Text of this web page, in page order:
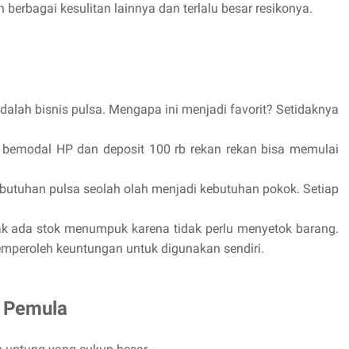
kesulitan lainnya dan terlalu besar resikonya.
bisnis pulsa. Mengapa ini menjadi favorit? Setidaknya
HP dan deposit 100 rb rekan rekan bisa memulai
pulsa seolah olah menjadi kebutuhan pokok. Setiap
ada stok menumpuk karena tidak perlu menyetok barang.
keuntungan untuk digunakan sendiri.